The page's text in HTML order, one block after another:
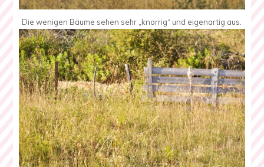
Die wenigen Bäume sehen sehr „knorrig“ und eigenartig aus.